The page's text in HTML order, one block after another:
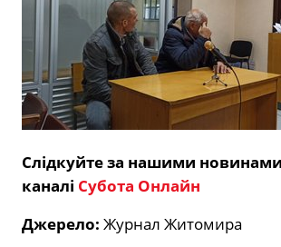
Слідкуйте за нашими
каналі Субота Онлайн
Джерело: Журнал Житомира